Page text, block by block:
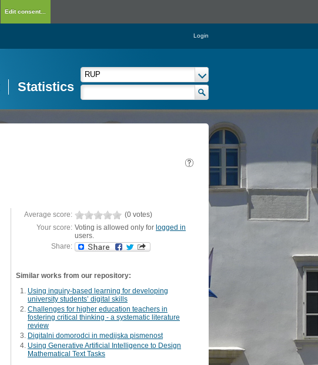
Edit consent...
Login
Statistics
Average score:
(0 votes)
Your score: Voting is allowed only for logged in
users.
Share:
Similar works from our repository:
Using inquiry-based learning for developing
university students’ digital skills
Challenges for higher education teachers in
fostering critical thinking - a systematic literature
review
Digitalni domorodci in medijska pismenost
Using Generative Artificial Intelligence to Design
Mathematical Text Tasks